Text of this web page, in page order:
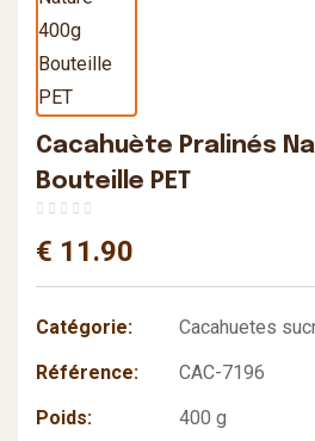
Cacahuète Pralinés
Bouteille PET
€ 11.90
Catégorie:
Cacahuetes
Référence:
CAC-7196
Poids:
400 g